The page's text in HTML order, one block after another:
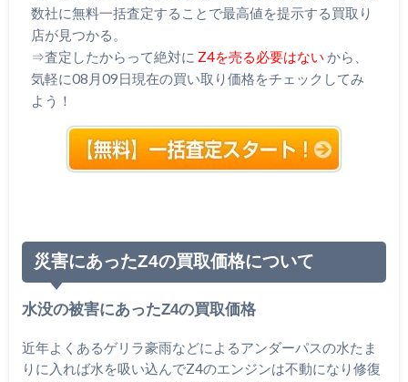
数社に無料一括査定することで最高値を提示する買取り
店が見つかる。
⇒査定したからって絶対に Z4を売る必要はない から、
気軽に08月09日現在の買い取り価格をチェックしてみ
よう！
災害にあったZ4の買取価格について
水没の被害にあったZ4の買取価格
近年よくあるゲリラ豪雨などによるアンダーパスの水たま
りに入れば水を吸い込んでZ4のエンジンは不動になり修復